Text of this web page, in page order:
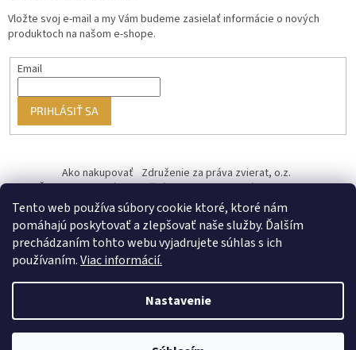
Tento web používa súbory cookie ktoré, ktoré nám
pomáhajú poskytovať a zlepšovať naše služby. Ďalším
prechádzaním tohto webu vyjadrujete súhlas s ich
používaním.Viac informácií.
Nastavenie
Vložte svoj e-mail a my Vám budeme zasielať informácie o nových
produktoch na našom e-shope.
Email
PRIHLÁSIŤ SA
Ako nakupovať Združenie za práva zvierat, o.z.
Československý kastračný program Informácie o cookies
od ♥ vybudoval Filip Minár
Vytvoril Shoptet Premium